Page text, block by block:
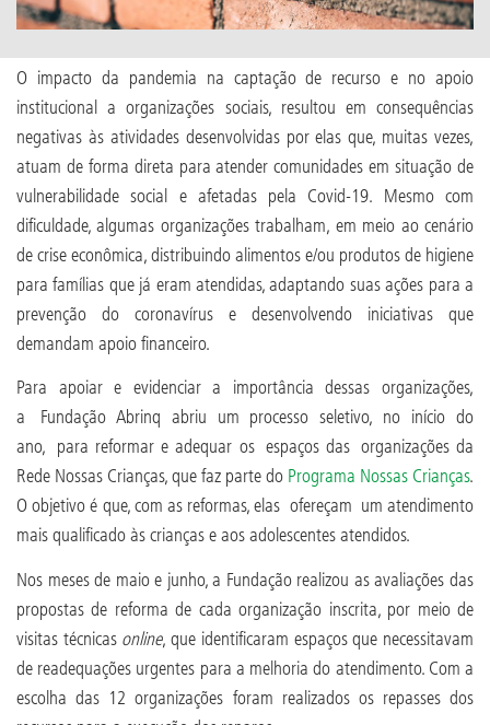
O impacto da pandemia na captação de recurso e no apoio
institucional a organizações sociais, resultou em consequências
negativas às atividades desenvolvidas por elas que, muitas vezes,
atuam de forma direta para atender comunidades em situação de
vulnerabilidade social e afetadas pela Covid-19. Mesmo com
dificuldade, algumas organizações trabalham, em meio ao cenário
de crise econômica, distribuindo alimentos e/ou produtos de higiene
para famílias que já eram atendidas, adaptando suas ações para a
prevenção do coronavírus e desenvolvendo iniciativas que
demandam apoio financeiro.
Para apoiar e evidenciar a importância dessas organizações,
a Fundação Abrinq abriu um processo seletivo, no início do
ano, para reformar e adequar os espaços das organizações da
Rede Nossas Crianças, que faz parte do Programa Nossas Crianças.
O objetivo é que, com as reformas, elas ofereçam um atendimento
mais qualificado às crianças e aos adolescentes atendidos.
Nos meses de maio e junho, a Fundação realizou as avaliações das
propostas de reforma de cada organização inscrita, por meio de
visitas técnicas online, que identificaram espaços que necessitavam
de readequações urgentes para a melhoria do atendimento. Com a
escolha das 12 organizações foram realizados os repasses dos